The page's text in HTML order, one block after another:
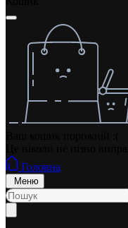
Головна
Меню